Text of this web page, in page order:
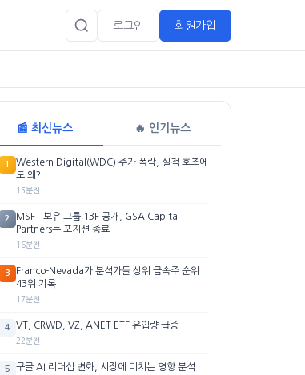
로그인 회원가입
📰 최신뉴스 🔥 인기뉴스
1
Western Digital(WDC) 주가 폭락, 실적 호조에
도 왜?
15분전
2
MSFT 보유 그룹 13F 공개, GSA Capital
Partners는 포지션 종료
16분전
3
Franco-Nevada가 분석가들 상위 금속주 순위
43위 기록
17분전
4 VT, CRWD, VZ, ANET ETF 유입량 급증
22분전
5 구글 AI 리더십 변화, 시장에 미치는 영향 분석